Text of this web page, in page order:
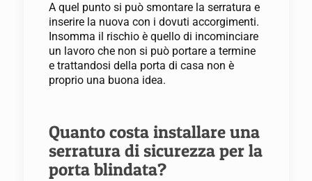
A quel punto si può smontare la serratura e
inserire la nuova con i dovuti accorgimenti.
Insomma il rischio è quello di incominciare
un lavoro che non si può portare a termine
e trattandosi della porta di casa non è
proprio una buona idea.
Quanto costa installare una
serratura di sicurezza per la
porta blindata?